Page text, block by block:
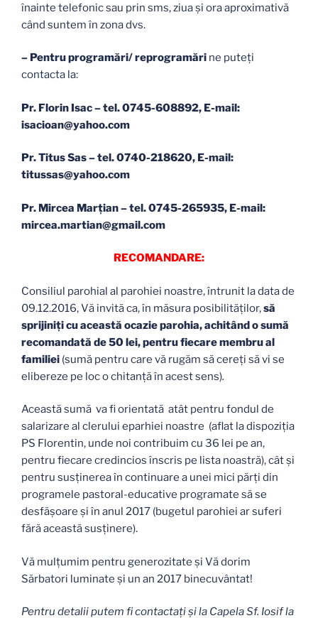
înainte telefonic sau prin sms, ziua și ora aproximativă
când suntem în zona dvs.
– Pentru programări/ reprogramări ne puteţi
contacta la:
Pr. Florin Isac – tel. 0745-608892, E-mail:
isacioan@yahoo.com
Pr. Titus Sas – tel. 0740-218620, E-mail:
titussas@yahoo.com
Pr. Mircea Marţian – tel. 0745-265935, E-mail:
mircea.martian@gmail.com
RECOMANDARE:
Consiliul parohial al parohiei noastre, întrunit la data de
09.12.2016, Vă invită ca, în măsura posibilităților,să
sprijiniți cu această ocazie parohia, achitând o sumă
recomandată de 50 lei, pentru fiecare membru al
familiei (sumă pentru care vă rugăm să cereți să vi se
elibereze pe loc o chitanţă în acest sens).
Această sumă va fi orientată atât pentru fondul de
salarizare al clerului eparhiei noastre (aflat la dispoziția
PS Florentin, unde noi contribuim cu 36 lei pe an,
pentru fiecare credincios înscris pe lista noastră), cât și
pentru susținerea în continuare a unei mici părți din
programele pastoral-educative programate să se
desfășoare și în anul 2017 (bugetul parohiei ar suferi
fără această susținere).
Vă mulţumim pentru generozitate și Vă dorim
Sărbatori luminate și un an 2017 binecuvântat!
Pentru detalii putem fi contactaţi și la Capela Sf. Iosif la